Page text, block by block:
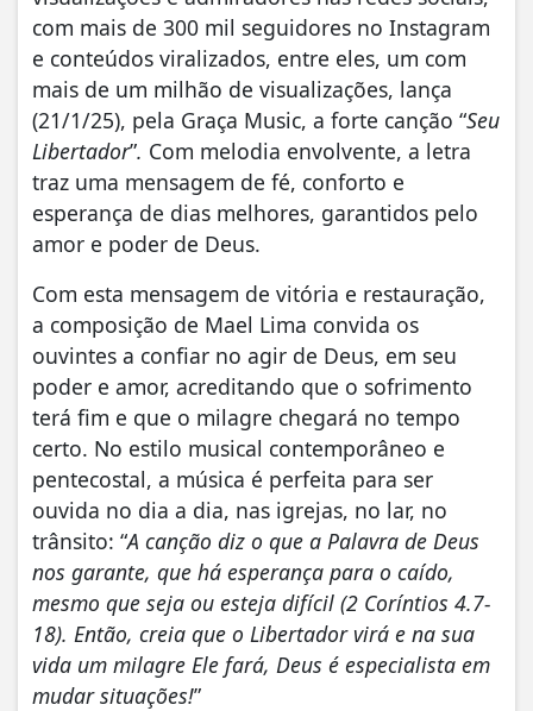
com mais de 300 mil seguidores no Instagram
e conteúdos viralizados, entre eles, um com
mais de um milhão de visualizações, lança
(21/1/25), pela Graça Music, a forte canção “Seu
Libertador”. Com melodia envolvente, a letra
traz uma mensagem de fé, conforto e
esperança de dias melhores, garantidos pelo
amor e poder de Deus.
Com esta mensagem de vitória e restauração,
a composição de Mael Lima convida os
ouvintes a confiar no agir de Deus, em seu
poder e amor, acreditando que o sofrimento
terá fim e que o milagre chegará no tempo
certo. No estilo musical contemporâneo e
pentecostal, a música é perfeita para ser
ouvida no dia a dia, nas igrejas, no lar, no
trânsito: “A canção diz o que a Palavra de Deus
nos garante, que há esperança para o caído,
mesmo que seja ou esteja difícil (2 Coríntios 4.7-
18). Então, creia que o Libertador virá e na sua
vida um milagre Ele fará, Deus é especialista em
mudar situações!”